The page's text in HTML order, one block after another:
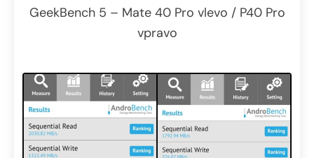
GeekBench 5 – Mate 40 Pro vlevo / P40 Pro
vpravo